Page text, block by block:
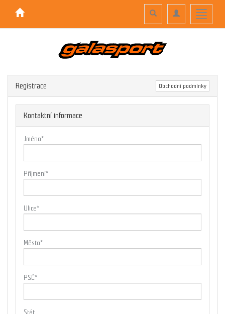
Toggle
Toggle
navigation
Toggle
search
Registrace Obchodní podmínky
Kontaktní informace
Jméno*
Příjmení*
Ulice*
Město*
PSČ*
Stát